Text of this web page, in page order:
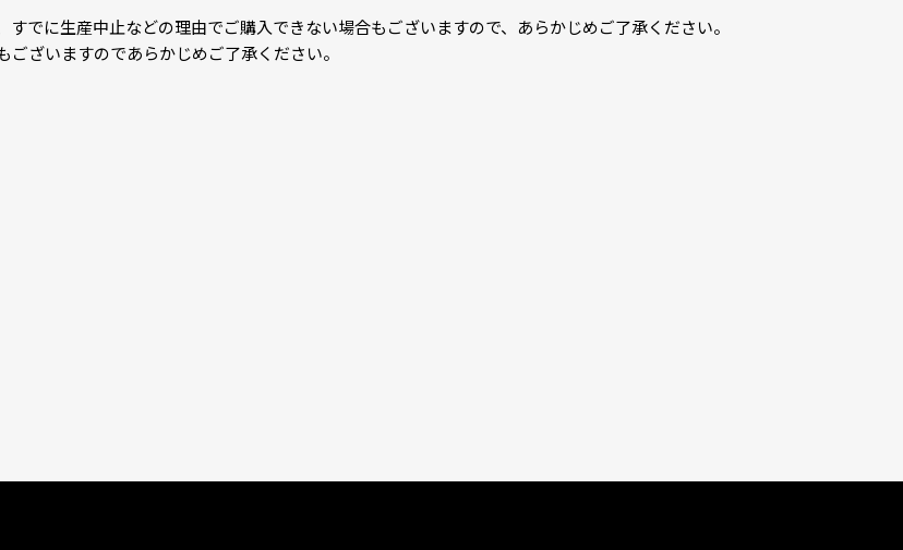
でに生産中止などの理由でご購入できない場合もございますので、あらかじめご了承ください。
ざいますのであらかじめご了承ください。